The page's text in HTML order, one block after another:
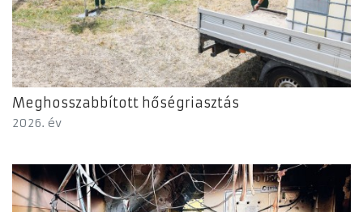
Meghosszabbított hőségriasztás
2026. év